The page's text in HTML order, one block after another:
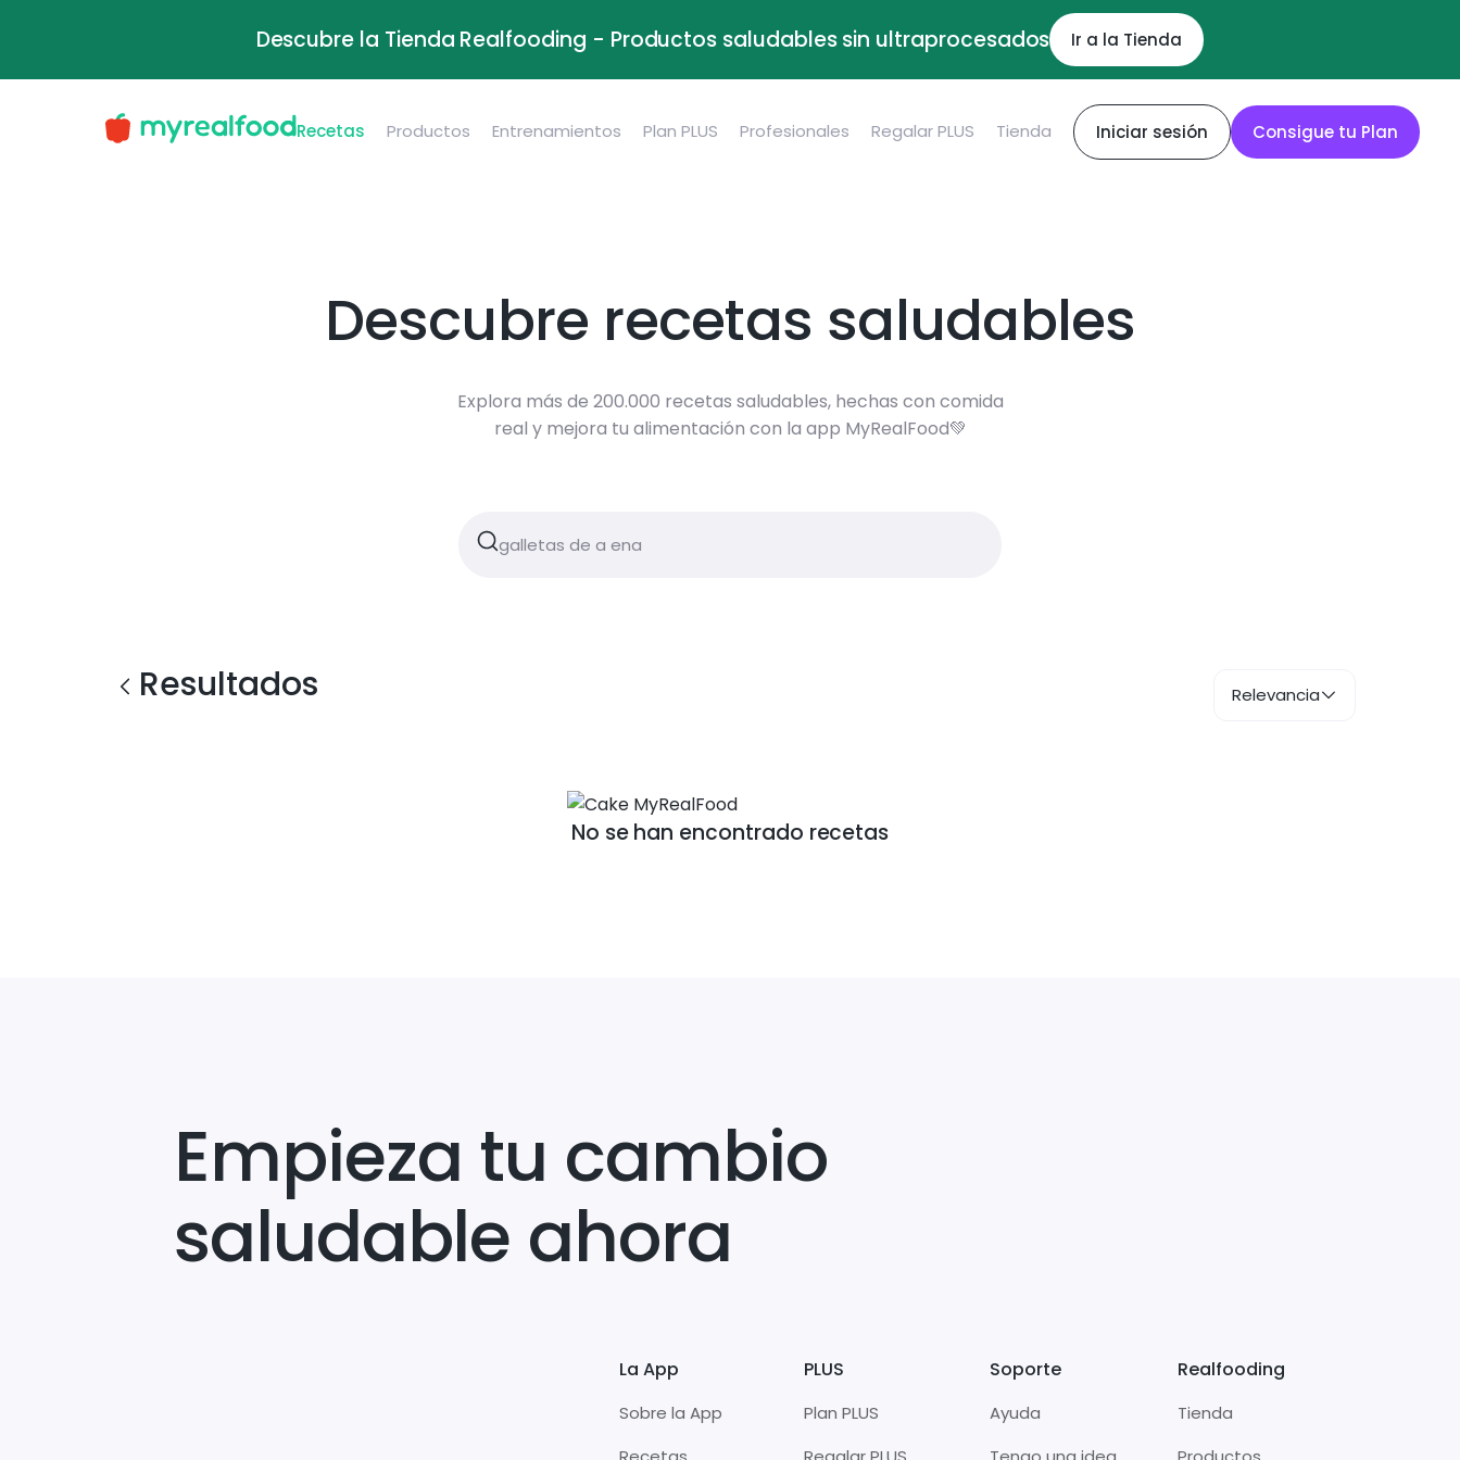
Descubre la Tienda Realfooding - Productos saludables sin ultraprocesados Ir a la Tienda
Recetas Productos Entrenamientos Plan PLUS Profesionales Regalar PLUS Tienda Iniciar sesión Consigue tu Plan
Descubre recetas saludables
Explora más de 200.000 recetas saludables, hechas con comida
real y mejora tu alimentación con la app MyRealFood💚
Resultados Relevancia
No se han encontrado recetas
Empieza tu cambio
saludable ahora
La App
Sobre la App
PLUS
Plan PLUS
Soporte
Ayuda
Realfooding
Tienda